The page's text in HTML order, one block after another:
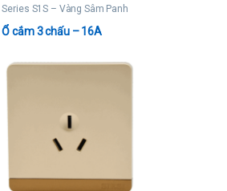
Series S1S – Vàng Sâm Panh
Ổ cắm 3 chấu – 16A